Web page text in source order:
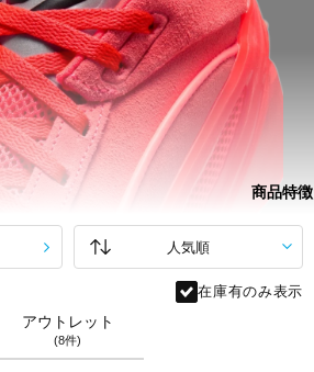
商品特
アウトレット
(8件)
在庫有のみ表示